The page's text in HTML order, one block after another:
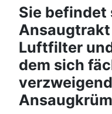
Sie befindet
Luftfilter
dem sich